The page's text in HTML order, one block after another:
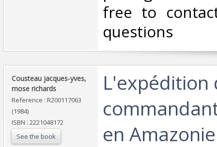
free to
questions‎
‎Cousteau jacques-yves,
mose richards‎
Reference : R200117063
(1984)
ISBN : 2221048172
See the book
‎L'expédition
en Amazonie‎